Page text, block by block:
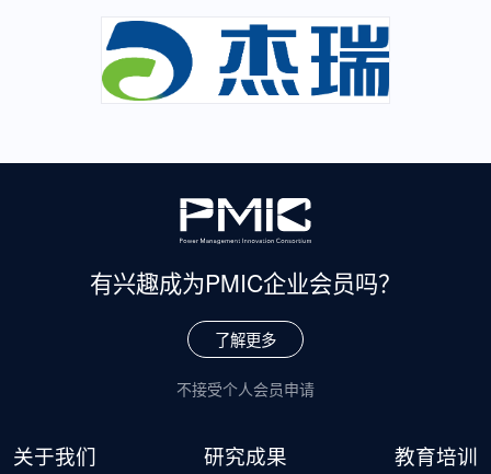
有兴趣成为PMIC企业会员吗？
了解更多
不接受个人会员申请
关于我们 研究成果 教育培训